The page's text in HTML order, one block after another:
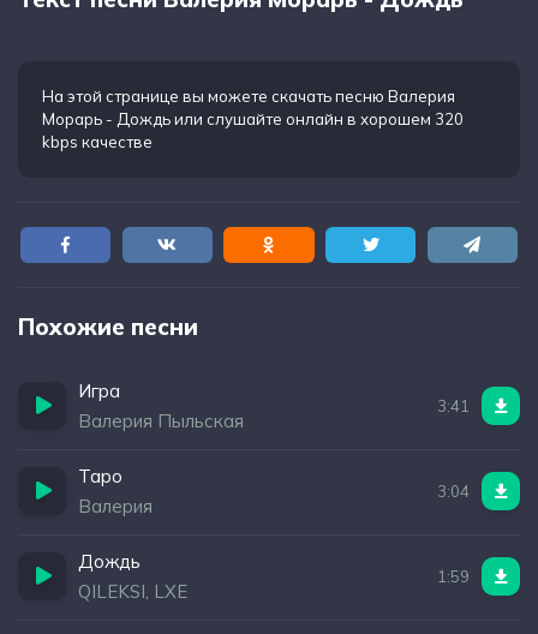
На этой странице вы можете скачать песню Валерия
Морарь - Дождьили слушайте онлайн в хорошем 320
kbps качестве
Похожие песни
Игра
Валерия Пыльская
3:41
Таро
Валерия
3:04
Дождь
QILEKSI, LXE
1:59